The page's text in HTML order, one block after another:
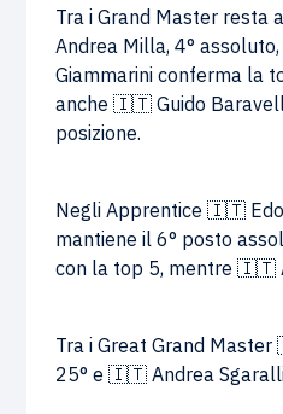
Tra i Grand Master
Andrea Milla, 4°
Giammarini conferma la
anche 🇮🇹 Guido
posizione.
Negli Apprentice 🇮🇹
mantiene il 6° posto
con la top 5, mentre 🇮🇹
Tra i Great Grand
25° e 🇮🇹 Andrea